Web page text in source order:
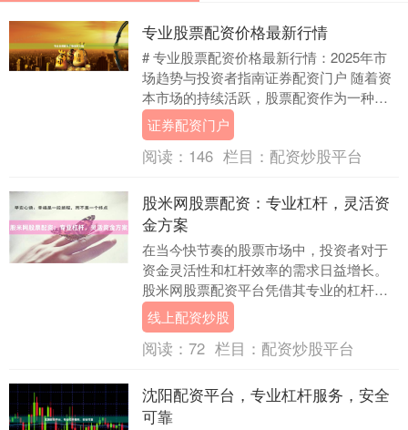
专业股票配资价格最新行情
# 专业股票配资价格最新行情：2025年市
场趋势与投资者指南证券配资门户 随着资
本市场的持续活跃，股票配资作为一种杠
杆投资工具，正受到越来越多投资者的关
注。本文....
证券配资门户
阅读： 146 栏目： 配资炒股平台
股米网股票配资：专业杠杆，灵活资
金方案
在当今快节奏的股票市场中，投资者对于
资金灵活性和杠杆效率的需求日益增长。
股米网股票配资平台凭借其专业的杠杆服
务和灵活的资金方案，成为众多投资者优
化资金配置、提升....
线上配资炒股
阅读： 72 栏目： 配资炒股平台
沈阳配资平台，专业杠杆服务，安全
可靠